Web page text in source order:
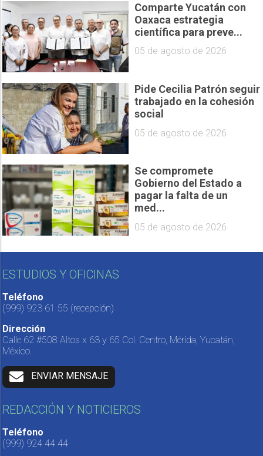
Comparte Yucatán con
Oaxaca estrategia
científica para preve...
05 de agosto de 2026
Pide Cecilia Patrón seguir
trabajado en la cohesión
social
05 de agosto de 2026
Se compromete
Gobierno del Estado a
pagar la falta de un
med...
05 de agosto de 2026
ESTUDIOS Y OFICINAS
Teléfono
(999) 923 61 55 (recepción)
Dirección
Calle 62 #508 Altos x 63 y 65 Col. Centro, Mérida, Yucatán,
México.
ENVIAR MENSAJE
REDACCIÓN Y NOTICIEROS
Teléfono
(999) 924 44 44